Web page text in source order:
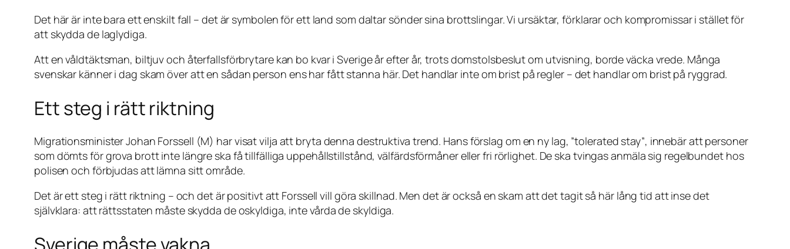
Det här är inte bara ett enskilt fall – det är symbolen för ett land som daltar sönder sina brottslingar. Vi ursäktar, förklarar och kompromissar i stället för
att skydda de laglydiga.
Att en våldtäktsman, bil­tjuv och återfallsförbrytare kan bo kvar i Sverige år efter år, trots domstolsbeslut om utvisning, borde väcka vrede. Många
svenskar känner i dag skam över att en sådan person ens har fått stanna här. Det handlar inte om brist på regler – det handlar om brist på ryggrad.
Ett steg i rätt riktning
Migrationsminister Johan Forssell (M) har visat vilja att bryta denna destruktiva trend. Hans förslag om en ny lag, ”tolerated stay”, innebär att personer
som dömts för grova brott inte längre ska få tillfälliga uppehållstillstånd, välfärdsförmåner eller fri rörlighet. De ska tvingas anmäla sig regelbundet hos
polisen och förbjudas att lämna sitt område.
Det är ett steg i rätt riktning – och det är positivt att Forssell vill göra skillnad. Men det är också en skam att det tagit så här lång tid att inse det
självklara: att rättsstaten måste skydda de oskyldiga, inte vårda de skyldiga.